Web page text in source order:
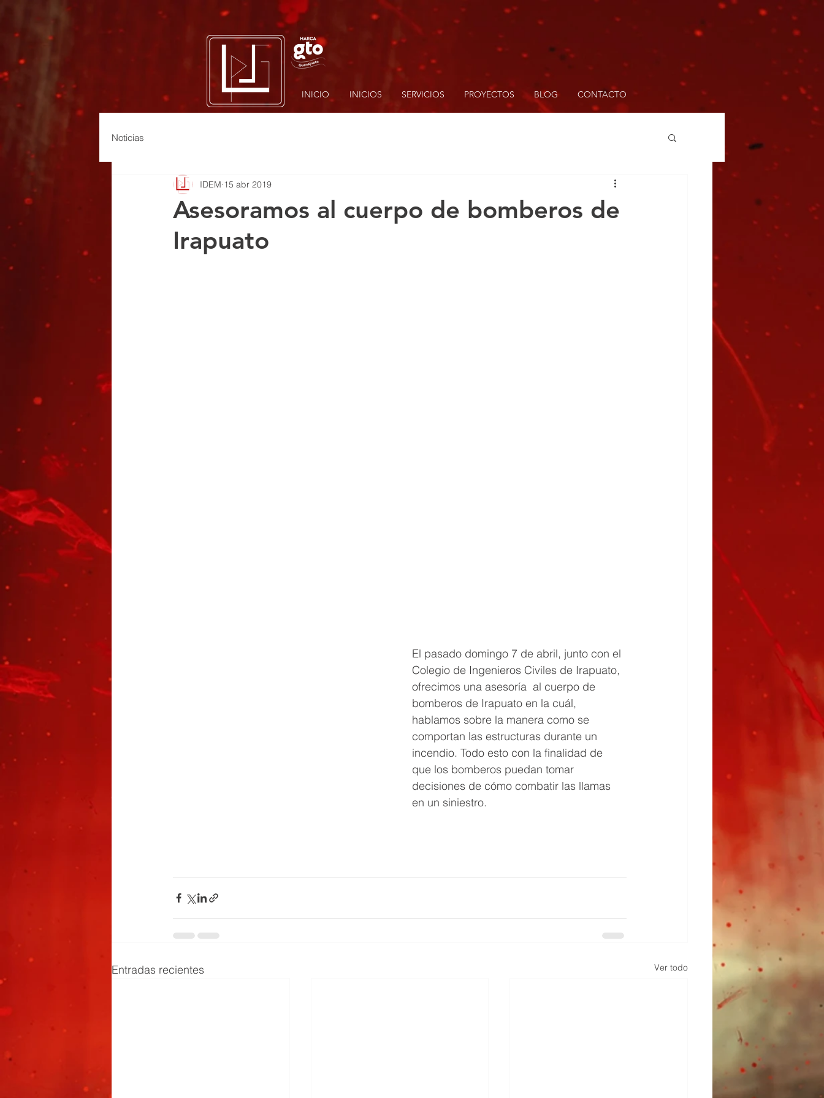
INICIO INICIOS SERVICIOS PROYECTOS BLOG CONTACTO
Noticias
Asesoramos al cuerpo de bomberos de
Irapuato
IDEM 15 abr 2019
El pasado domingo 7 de abril, junto con el
Colegio de Ingenieros Civiles de Irapuato,
ofrecimos una asesoría  al cuerpo de
bomberos de Irapuato en la cuál,
hablamos sobre la manera como se
comportan las estructuras durante un
incendio. Todo esto con la finalidad de
que los bomberos puedan tomar
decisiones de cómo combatir las llamas
en un siniestro.
Entradas recientes Ver todo